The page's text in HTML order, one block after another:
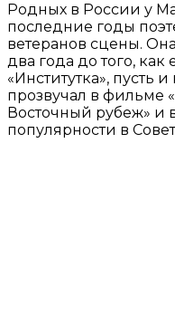
Родных в России у
последние годы
ветеранов сцены.
два года до того,
«Институтка», пусть
прозвучал в фильме
Восточный рубеж» и
популярности в